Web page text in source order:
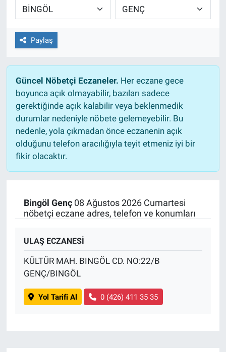
Paylaş
Güncel Nöbetçi Eczaneler. Her eczane gece
boyunca açık olmayabilir, bazıları sadece
gerektiğinde açık kalabilir veya beklenmedik
durumlar nedeniyle nöbete gelemeyebilir. Bu
nedenle, yola çıkmadan önce eczanenin açık
olduğunu telefon aracılığıyla teyit etmeniz iyi bir
fikir olacaktır.
Bingöl Genç08 Ağustos 2026 Cumartesi
nöbetçi eczane adres, telefon ve konumları
ULAŞ ECZANESİ
KÜLTÜR MAH. BINGÖL CD. NO:22/B
GENÇ/BINGÖL
Yol Tarifi Al 0 (426) 411 35 35
EĞİTİM
ÖZEL HABER
SAĞLIK
SPOR
TEKNOLOJİ